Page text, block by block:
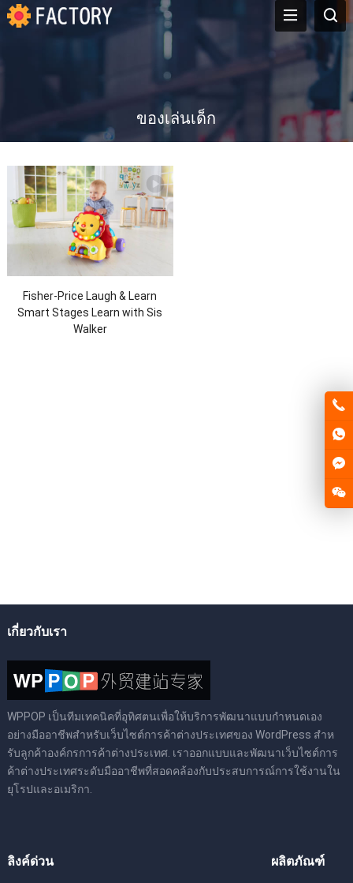
ของเล่นเด็ก
Fisher-Price Laugh & Learn
Smart Stages Learn with Sis
Walker
เกี่ยวกับเรา
WPPOP เป็นทีมเทคนิคที่อุทิศตนเพื่อให้บริการพัฒนาแบบกําหนดเอง
อย่างมืออาชีพสําหรับเว็บไซต์การค้าต่างประเทศของ WordPress สําห
รับลูกค้าองค์กรการค้าต่างประเทศ. เราออกแบบและพัฒนาเว็บไซต์การ
ค้าต่างประเทศระดับมืออาชีพที่สอดคล้องกับประสบการณ์การใช้งานใน
ยุโรปและอเมริกา.
ลิงค์ด่วน ผลิตภัณฑ์